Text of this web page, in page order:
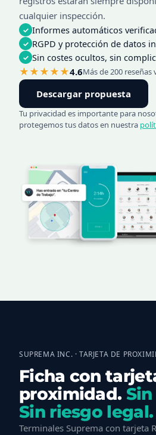
cualquier inspección.
✓ Informes automáticos
✓ RGPD y protección de datos
✓ Sin costes ocultos, sin
★★★★★4.6Más de 200 reseñas
Descargar propuesta
Tu privacidad es importante para
protegemos tus datos en nuestra
SUPREMA INC. · TARJETA DE
Ficha con
proximidad.
Sin riesgo legal.
Terminales Suprema con tarjeta